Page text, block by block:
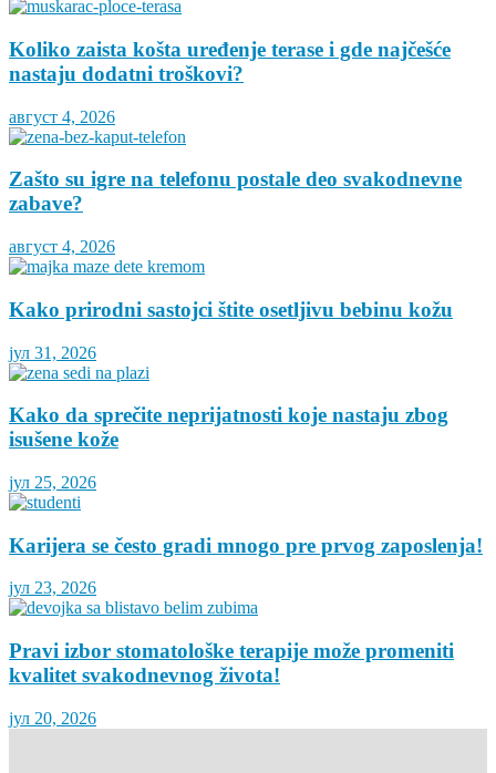
Koliko zaista košta uređenje terase i gde najčešće
nastaju dodatni troškovi?
август 4, 2026
Zašto su igre na telefonu postale deo svakodnevne
zabave?
август 4, 2026
Kako prirodni sastojci štite osetljivu bebinu kožu
јул 31, 2026
Kako da sprečite neprijatnosti koje nastaju zbog
isušene kože
јул 25, 2026
Karijera se često gradi mnogo pre prvog zaposlenja!
јул 23, 2026
Pravi izbor stomatološke terapije može promeniti
kvalitet svakodnevnog života!
јул 20, 2026